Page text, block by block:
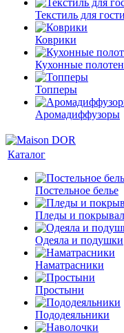
Текстиль для
Коврики
Кухонные
Топперы
Аромадиффузоры
Каталог
Постельное белье
Пледы и
Одеяла и подушки
Наматрасники
Простыни
Пододеяльники